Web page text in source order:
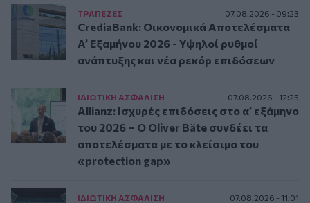
ΤΡAΠΕΖΕΣ 07.08.2026 - 09:23
CrediaBank: Οικονομικά Αποτελέσματα
A’ Εξαμήνου 2026 - Υψηλοί ρυθμοί
ανάπτυξης και νέα ρεκόρ επιδόσεων
ΙΔΙΩΤΙΚΗ ΑΣΦAΛΙΣΗ 07.08.2026 - 12:25
Allianz: Ισχυρές επιδόσεις στο α’ εξάμηνο
του 2026 – Ο Oliver Bäte συνδέει τα
αποτελέσματα με το κλείσιμο του
«protection gap»
ΙΔΙΩΤΙΚΗ ΑΣΦAΛΙΣΗ 07.08.2026 - 11:01